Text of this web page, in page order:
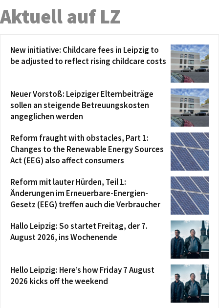
Aktuell auf LZ
New initiative: Childcare fees in Leipzig to
be adjusted to reflect rising childcare costs
Neuer Vorstoß: Leipziger Elternbeiträge
sollen an steigende Betreuungskosten
angeglichen werden
Reform fraught with obstacles, Part 1:
Changes to the Renewable Energy Sources
Act (EEG) also affect consumers
Reform mit lauter Hürden, Teil 1:
Änderungen im Erneuerbare-Energien-
Gesetz (EEG) treffen auch die Verbraucher
Hallo Leipzig: So startet Freitag, der 7.
August 2026, ins Wochenende
Hello Leipzig: Here’s how Friday 7 August
2026 kicks off the weekend